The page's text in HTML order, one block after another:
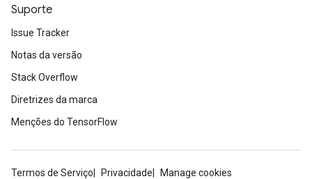
Suporte
Issue Tracker
Notas da versão
Stack Overflow
Diretrizes da marca
Menções do TensorFlow
Termos de Serviço Privacidade
Manage cookies